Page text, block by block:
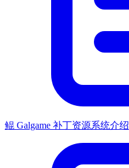
鲲 Galgame 补丁资源系统介绍